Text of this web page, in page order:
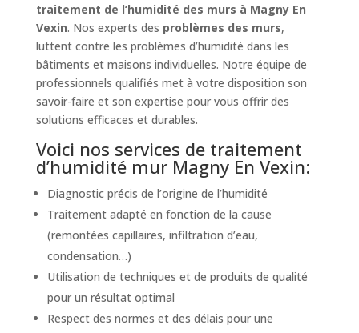
traitement de l’humidité des murs à Magny En
Vexin. Nos experts des problèmes des murs,
luttent contre les problèmes d’humidité dans les
bâtiments et maisons individuelles. Notre équipe de
professionnels qualifiés met à votre disposition son
savoir-faire et son expertise pour vous offrir des
solutions efficaces et durables.
Voici nos services de traitement
d’humidité mur Magny En Vexin:
Diagnostic précis de l’origine de l’humidité
Traitement adapté en fonction de la cause
(remontées capillaires, infiltration d’eau,
condensation…)
Utilisation de techniques et de produits de qualité
pour un résultat optimal
Respect des normes et des délais pour une